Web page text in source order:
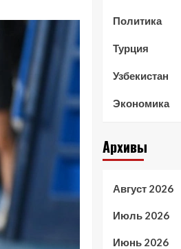
Политика
Турция
Узбекистан
Экономика
Архивы
Август 2026
Июль 2026
Июнь 2026